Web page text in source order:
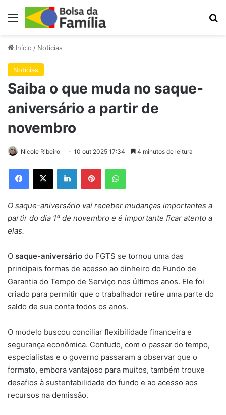
Menu
Início / Notícias
Notícias
Saiba o que muda no saque-
aniversário a partir de
novembro
Nicole Ribeiro 10 out 2025 17:34 4 minutos de leitura
Facebook
X LinkedinPinterestWhatsApp
O saque-aniversário vai receber mudanças importantes a
partir do dia 1º de novembro e é importante ficar atento a
elas.
O saque-aniversário do FGTS se tornou uma das
principais formas de acesso ao dinheiro do Fundo de
Garantia do Tempo de Serviço nos últimos anos. Ele foi
criado para permitir que o trabalhador retire uma parte do
saldo de sua conta todos os anos.
O modelo buscou conciliar flexibilidade financeira e
segurança econômica. Contudo, com o passar do tempo,
especialistas e o governo passaram a observar que o
formato, embora vantajoso para muitos, também trouxe
desafios à sustentabilidade do fundo e ao acesso aos
recursos na demissão.